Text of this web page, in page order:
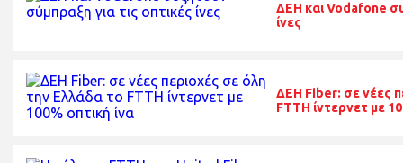
ΔΕΗ και Vodafone
ίνες
ΔΕΗ Fiber: σε νέες
FTTH ίντερνετ με